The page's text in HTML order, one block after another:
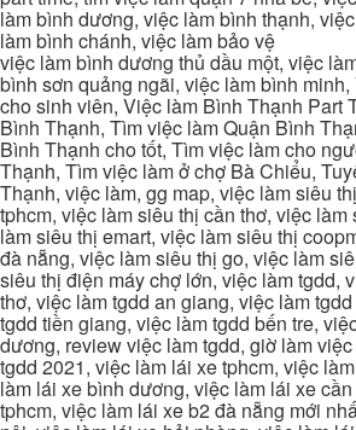
làm bình dương, việc làm bình thạnh,
làm bình chánh, việc làm bảo vệ
việc làm bình dương thủ dầu một, việc
bình sơn quảng ngãi, việc làm bình
cho sinh viên, Việc làm Bình Thạnh Part
Bình Thạnh, Tìm việc làm Quận Bình
Bình Thạnh cho tốt, Tìm việc làm cho
Thạnh, Tìm việc làm ở chợ Bà Chiểu,
Thạnh, việc làm, gg map, việc làm siêu
tphcm, việc làm siêu thị cần thơ, việc
làm siêu thị emart, việc làm siêu thị
đà nẵng, việc làm siêu thị go, việc làm
siêu thị điện máy chợ lớn, việc làm tgdd,
thơ, việc làm tgdd an giang, việc làm
tgdd tiền giang, việc làm tgdd bến tre,
dương, review việc làm tgdd, giờ làm
tgdd 2021, việc làm lái xe tphcm, việc
làm lái xe bình dương, việc làm lái xe
tphcm, việc làm lái xe b2 đà nẵng mới